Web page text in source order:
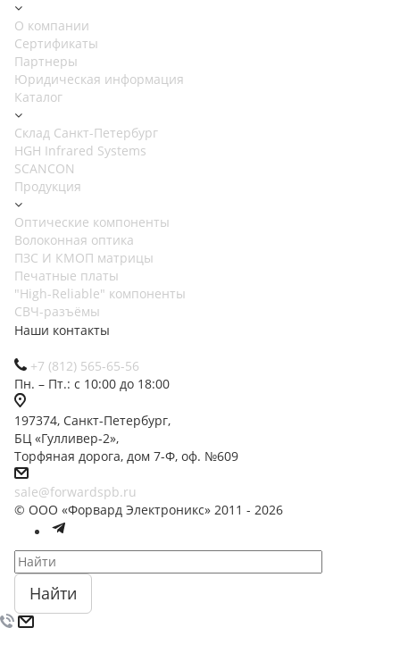
О компании
Сертификаты
Партнеры
Юридическая информация
Каталог
Cклад Санкт-Петербург
HGH Infrared Systems
SCANCON
Продукция
Оптические компоненты
Волоконная оптика
ПЗС И КМОП матрицы
Печатные платы
"High-Reliable" компоненты
СВЧ-разъёмы
Наши контакты
+7 (812) 565-65-56
Пн. – Пт.: с 10:00 до 18:00
197374, Санкт-Петербург,
БЦ «Гулливер-2»,
Торфяная дорога, дом 7-Ф, оф. №609
sale@forwardspb.ru
© ООО «Форвард Электроникс» 2011 - 2026
Найти